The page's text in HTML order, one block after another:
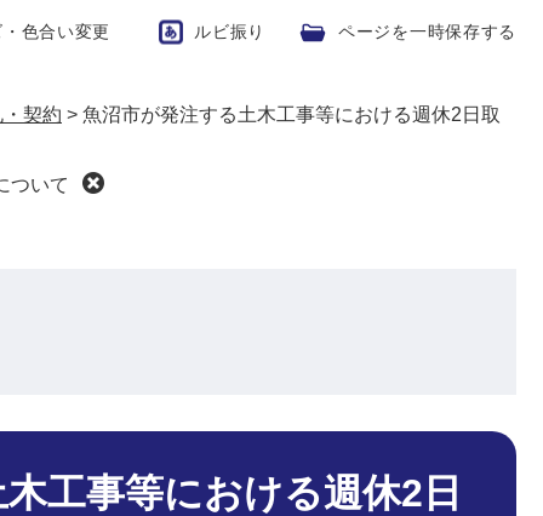
色合い変更 ルビ振り ページを一時保存する
・契約 > 魚沼市が発注する土木工事等における週休2日取
ついて
工事等における週休2日